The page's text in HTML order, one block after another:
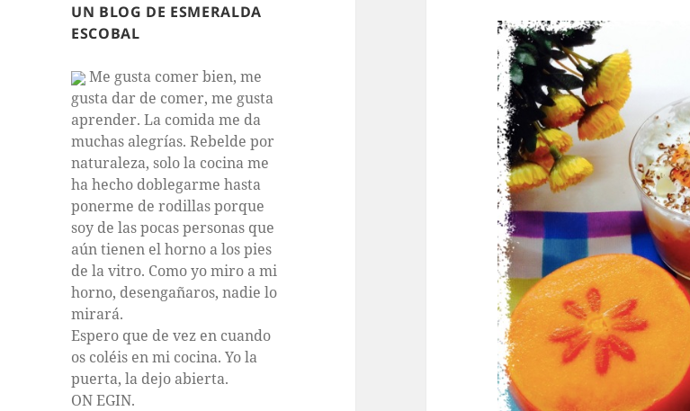
UN BLOG DE ESMERALDA
ESCOBAL
Me gusta comer bien, me
gusta dar de comer, me gusta
aprender. La comida me da
muchas alegrías. Rebelde por
naturaleza, solo la cocina me
ha hecho doblegarme hasta
ponerme de rodillas porque
soy de las pocas personas que
aún tienen el horno a los pies
de la vitro. Como yo miro a mi
horno, desengañaros, nadie lo
mirará.
Espero que de vez en cuando
os coléis en mi cocina. Yo la
puerta, la dejo abierta.
ON EGIN.